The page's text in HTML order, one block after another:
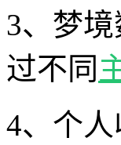
3、梦
过不同
4、个